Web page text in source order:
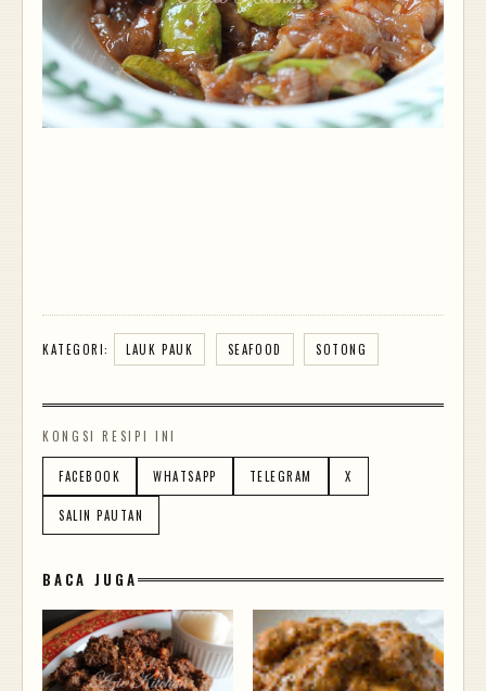
KATEGORI: LAUK PAUK SEAFOOD SOTONG
KONGSI RESIPI INI
FACEBOOK WHATSAPP TELEGRAM X
SALIN PAUTAN
BACA JUGA